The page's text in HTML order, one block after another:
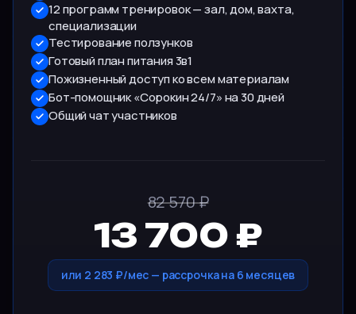
12 программ тренировок — зал, дом, вахта,
специализации
Тестирование ползунков
Готовый план питания 3в1
Пожизненный доступ ко всем материалам
Бот-помощник «Сорокин 24/7» на 30 дней
Общий чат участников
82 570 ₽
13 700 ₽
или 2 283 ₽/мес — рассрочка на 6 месяцев